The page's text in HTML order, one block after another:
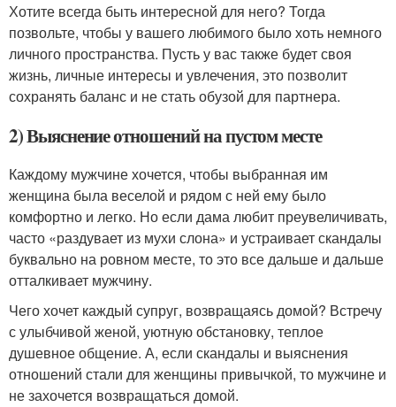
Хотите всегда быть интересной для него? Тогда
позвольте, чтобы у вашего любимого было хоть немного
личного пространства. Пусть у вас также будет своя
жизнь, личные интересы и увлечения, это позволит
сохранять баланс и не стать обузой для партнера.
2) Выяснение отношений на пустом месте
Каждому мужчине хочется, чтобы выбранная им
женщина была веселой и рядом с ней ему было
комфортно и легко. Но если дама любит преувеличивать,
часто «раздувает из мухи слона» и устраивает скандалы
буквально на ровном месте, то это все дальше и дальше
отталкивает мужчину.
Чего хочет каждый супруг, возвращаясь домой? Встречу
с улыбчивой женой, уютную обстановку, теплое
душевное общение. А, если скандалы и выяснения
отношений стали для женщины привычкой, то мужчине и
не захочется возвращаться домой.